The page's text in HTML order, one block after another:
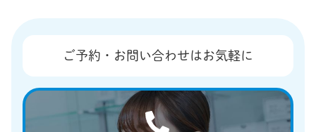
ご予約・お問い合わせはお気軽に